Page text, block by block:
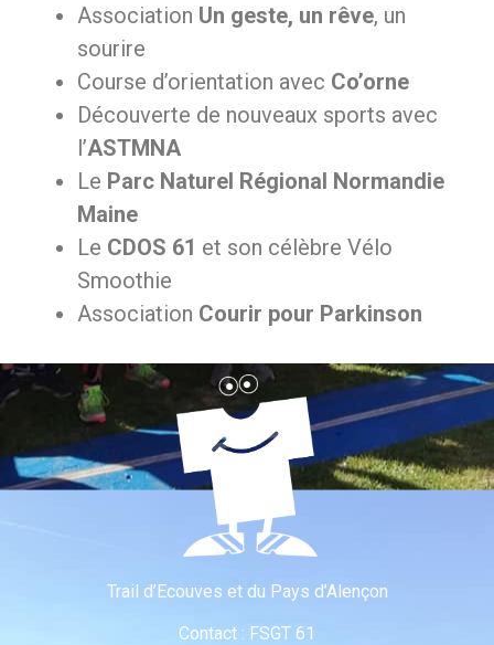
Association Un geste, un rêve, un
sourire
Course d’orientation avec Co’orne
Découverte de nouveaux sports avec
l’ASTMNA
Le Parc Naturel Régional Normandie
Maine
Le CDOS 61 et son célèbre Vélo
Smoothie
Association Courir pour Parkinson
Trail d’Ecouves et du Pays d’Alençon
Contact : FSGT 61